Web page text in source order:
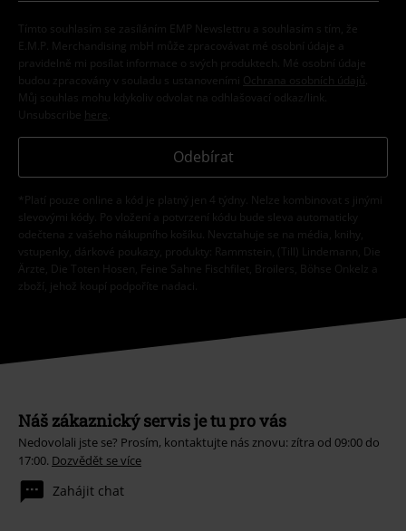
Tímto souhlasím se zasíláním EMP Newslettru a souhlasím s tím, že
E.M.P. Merchandising mbH může zpracovávat mé osobní údaje a
pravidelně mi posílat informace o svých produktech. Mé osobní údaje
budou zpracovány v souladu s ustanoveními
Ochrana osobních údajů
Můj souhlas mohu kdykoliv odvolat na odhlašovací odkaz/link.
Unsubscribe here
Odebírat
*Platí pouze online a kód je platný jen 4 týdny. Nelze kombinovat s jinými
slevovými kódy. Po vložení a potvrzení kódu bude sleva automaticky
odečtena z vašeho nákupního košíku. Nevztahuje se na média, knihy,
vstupenky, dárkové poukazy, produkty: Rammstein, (Till) Lindemann, Die
Ärzte, Die Toten Hosen, Feine Sahne Fischfilet, Broilers, Böhse Onkelz a
zboží, jehož koupí podpoříte nadaci.
Náš zákaznický servis je tu pro vás
Nedovolali jste se? Prosím, kontaktujte nás znovu: zítra od 09:00 do
17:00. Dozvědět se více
Zahájit chat